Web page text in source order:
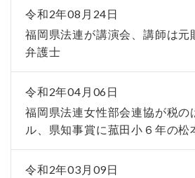
令和2年08月24日
福岡県法連が講演会、講師は元
弁護士
令和2年04月06日
福岡県法連女性部会連協が税の
ル、県知事賞に菰田小６年の松
令和2年03月09日